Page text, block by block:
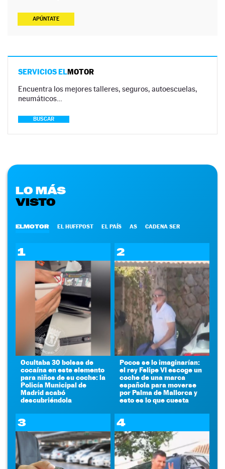
APÚNTATE
SERVICIOS ELMOTOR
Encuentra los mejores talleres, seguros, autoescuelas,
neumáticos…
BUSCAR
LO MÁS
VISTO
ELMOTOR EL HUFFPOST EL PAÍS AS CADENA SER
1
Ocultaba 30 bolsas de
cocaína en este elemento
para niños de su coche: la
Policía Municipal de
Madrid acabó
descubriéndola
2
Pocos se lo imaginarían:
el rey Felipe VI escoge un
coche de una marca
española para moverse
por Palma de Mallorca y
esto es lo que cuesta
3 4